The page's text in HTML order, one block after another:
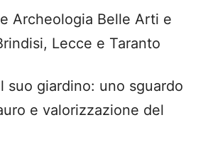
Archeologia Belle Arti e
Lecce e Taranto
suo giardino: uno sguardo
e valorizzazione del